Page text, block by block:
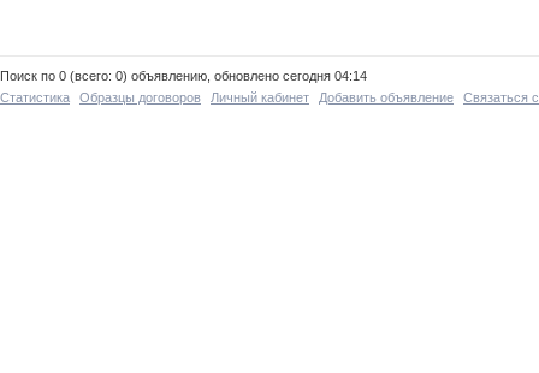
Поиск по 0 (всего: 0) объявлению, обновлено сегодня 04:14
Статистика
Образцы договоров Личный кабинет Добавить объявление Связаться